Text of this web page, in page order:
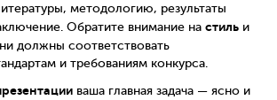
методологию, результаты
Обратите внимание на стиль и
должны соответствовать
и требованиям конкурса.
ваша главная задача — ясно и